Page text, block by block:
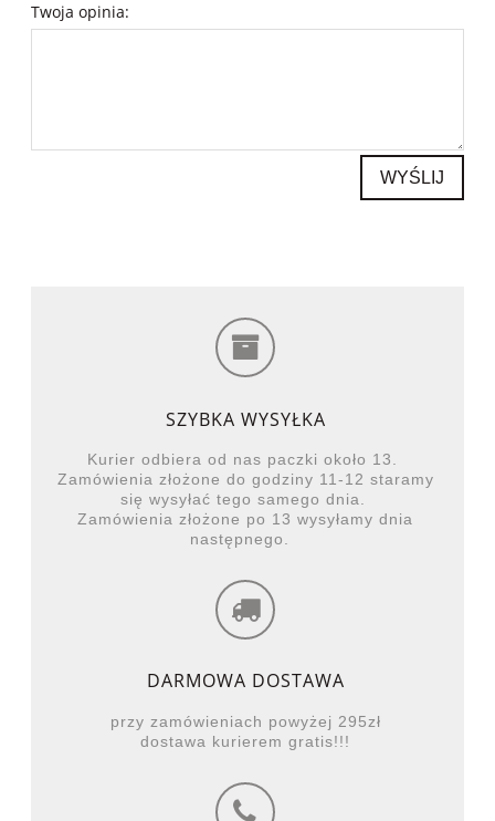
Twoja opinia:
WYŚLIJ
SZYBKA WYSYŁKA
Kurier odbiera od nas paczki około 13.
Zamówienia złożone do godziny 11-12 staramy
się wysyłać tego samego dnia.
Zamówienia złożone po 13 wysyłamy dnia
następnego.
DARMOWA DOSTAWA
przy zamówieniach powyżej 295zł
dostawa kurierem gratis!!!